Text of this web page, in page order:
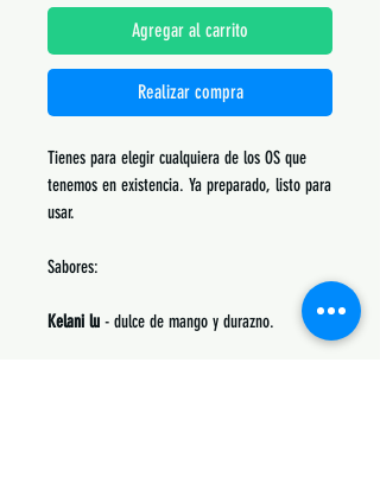
Agregar al carrito
Realizar compra
Tienes para elegir cualquiera de los OS que
tenemos en existencia. Ya preparado, listo para
usar.
Sabores:
Kelani lu - dulce de mango y durazno.